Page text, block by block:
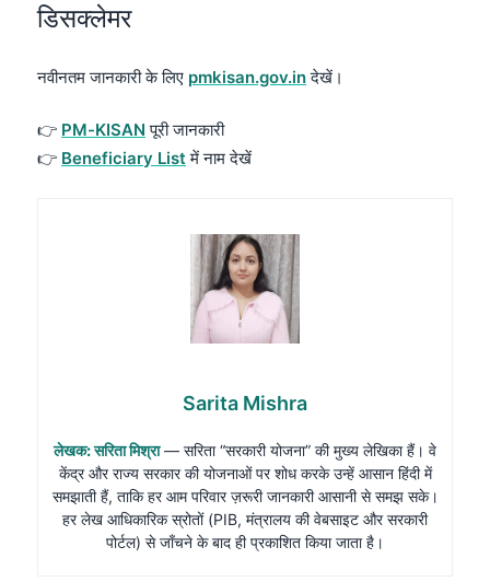
डिसक्लेमर
नवीनतम जानकारी के लिए pmkisan.gov.inदेखें।
👉 PM-KISAN पूरी जानकारी
👉 Beneficiary Listमें नाम देखें
Sarita Mishra
लेखक: सरिता मिश्रा— सरिता “सरकारी योजना” की मुख्य लेखिका हैं। वे
केंद्र और राज्य सरकार की योजनाओं पर शोध करके उन्हें आसान हिंदी में
समझाती हैं, ताकि हर आम परिवार ज़रूरी जानकारी आसानी से समझ सके।
हर लेख आधिकारिक स्रोतों (PIB, मंत्रालय की वेबसाइट और सरकारी
पोर्टल) से जाँचने के बाद ही प्रकाशित किया जाता है।